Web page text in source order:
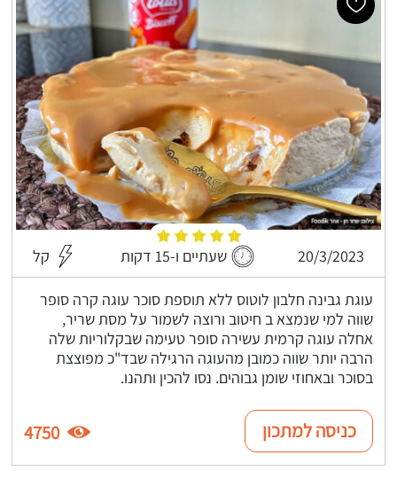
20/3/2023 שעתיים ו-15 דקות קל
עוגת גבינה חלבון לוטוס ללא תוספת סוכר עוגה קרה סופר
שווה למי שנמצא ב חיטוב ורוצה לשמור על מסת שריר,
אחלה עוגה קרמית עשירה סופר טעימה שבקלוריות שלה
הרבה יותר שווה כמובן מהעוגה הרגילה שבד"כ מפוצצת
בסוכר ובאחוזי שומן גבוהים. נסו להכין ותהנו.
כניסה למתכון 4750